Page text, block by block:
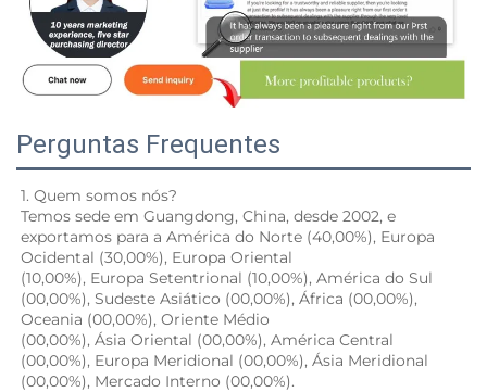
Perguntas Frequentes
1. Quem somos nós?
Temos sede em Guangdong, China, desde 2002, e
exportamos para a América do Norte (40,00%), Europa
Ocidental (30,00%), Europa Oriental
(10,00%), Europa Setentrional (10,00%), América do Sul
(00,00%), Sudeste Asiático (00,00%), África (00,00%),
Oceania (00,00%), Oriente Médio
(00,00%), Ásia Oriental (00,00%), América Central
(00,00%), Europa Meridional (00,00%), Ásia Meridional
(00,00%), Mercado Interno (00,00%).